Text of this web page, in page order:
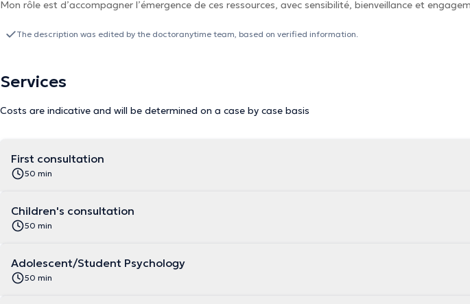
Mon rôle est d’accompagner l’émergence de ces ressources, avec sensibilité, bienveillance et
The description was edited by the doctoranytime team, based on verified information.
Services
Costs are indicative and will be determined on a case by case basis
First consultation
50 min
Children's consultation
50 min
Adolescent/Student Psychology
50 min